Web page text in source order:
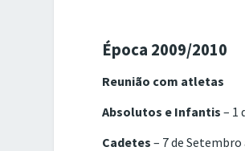
Época 2009/2010
Reunião com atletas
Absolutos e Infantis – 1
Cadetes – 7 de